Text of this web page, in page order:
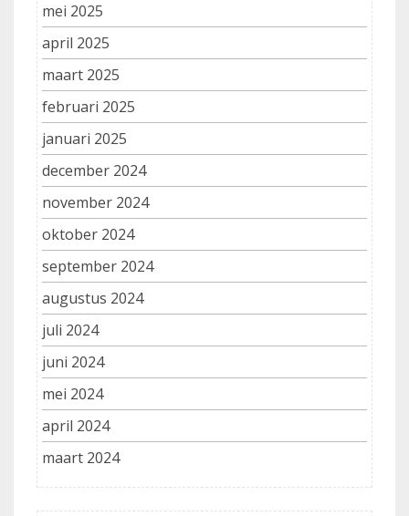
mei 2025
april 2025
maart 2025
februari 2025
januari 2025
december 2024
november 2024
oktober 2024
september 2024
augustus 2024
juli 2024
juni 2024
mei 2024
april 2024
maart 2024